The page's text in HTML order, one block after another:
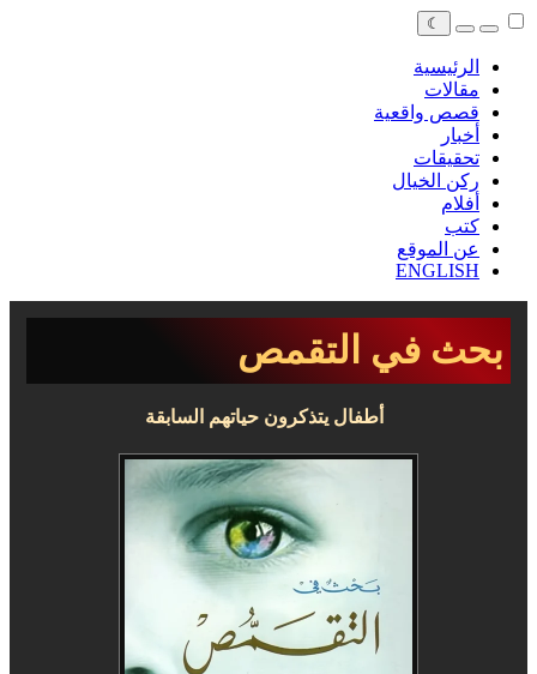
☾
الرئيسية
مقالات
قصص واقعية
أخبار
تحقيقات
ركن الخيال
أفلام
كتب
عن الموقع
ENGLISH
بحث في التقمص
أطفال يتذكرون حياتهم السابقة